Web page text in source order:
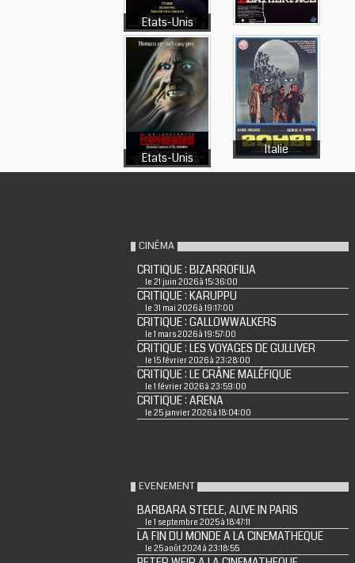
Etats-Unis
Etats-Unis
Italie
CINÉMA
CRITIQUE : BIZARROFILIA
le 21 juin 2026 à 15:36:00
CRITIQUE : KARUPPU
le 31 mai 2026 à 19:17:00
CRITIQUE : GALLOWWALKERS
le 1 mars 2026 à 19:57:00
CRITIQUE : LES VOYAGES DE GULLIVER
le 15 février 2026 à 23:28:00
CRITIQUE : LE CRÂNE MALÉFIQUE
le 1 février 2026 à 23:59:00
CRITIQUE : ARENA
le 25 janvier 2026 à 18:04:00
EVENEMENT
BARBARA STEELE, ALIVE IN PARIS
le 1 septembre 2025 à 18:47:11
LA FIN DU MONDE A LA CINEMATHEQUE
le 25 août 2024 à 23:18:55